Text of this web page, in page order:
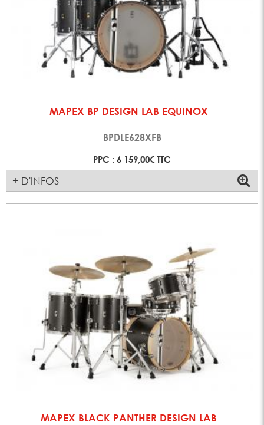
MAPEX BP DESIGN LAB EQUINOX
BPDLE628XFB
PPC : 6 159,00€ TTC
+ D'INFOS
MAPEX BLACK PANTHER DESIGN LAB